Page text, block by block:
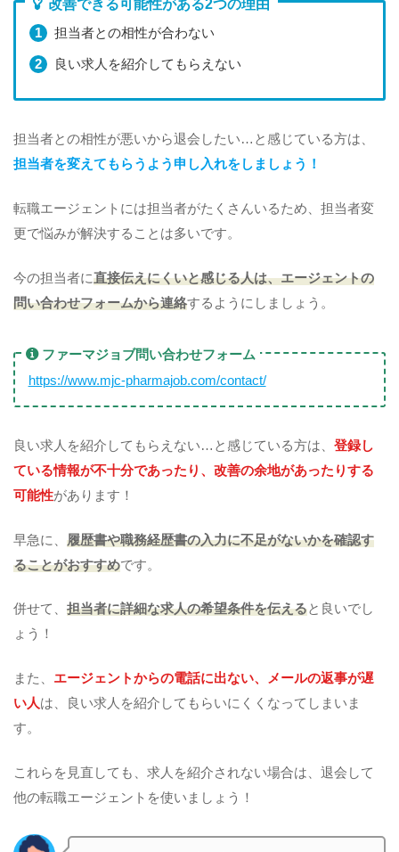
改善できる可能性がある2つの理由
担当者との相性が合わない
良い求人を紹介してもらえない
担当者との相性が悪いから退会したい…と感じている方は、
担当者を変えてもらうよう申し入れをしましょう！
転職エージェントには担当者がたくさんいるため、担当者変
更で悩みが解決することは多いです。
今の担当者に直接伝えにくいと感じる人は、エージェントの
問い合わせフォームから連絡するようにしましょう。
ファーマジョブ問い合わせフォーム
https://www.mjc-pharmajob.com/contact/
良い求人を紹介してもらえない…と感じている方は、 登録し
ている情報が不十分であったり、改善の余地があったりする
可能性があります！
早急に、 履歴書や職務経歴書の入力に不足がないかを確認す
ることがおすすめです。
併せて、 担当者に詳細な求人の希望条件を伝えると良いでし
ょう！
また、 エージェントからの電話に出ない、メールの返事が遅
い人は、良い求人を紹介してもらいにくくなってしまいま
す。
これらを見直しても、求人を紹介されない場合は、退会して
他の転職エージェントを使いましょう！